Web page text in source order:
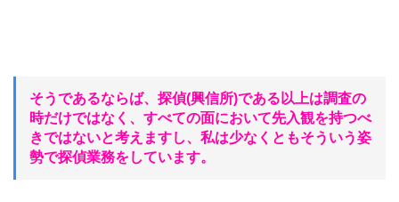
そうであるならば、探偵(興信所)である以上は調査の
時だけではなく、すべての面において先入観を持つべ
きではないと考えますし、私は少なくともそういう姿
勢で探偵業務をしています。